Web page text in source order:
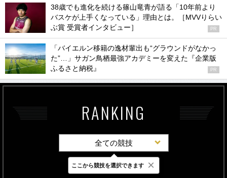
38歳でも進化を続ける篠山竜青が語る「10年前より
バスケが上手くなっている」理由とは。［MVVりらい
ぶ賞 受賞者インタビュー］
PR
「バイエルン移籍の逸材輩出も“グラウンドがなかっ
た”…」サガン鳥栖最強アカデミーを変えた『企業版
ふるさと納税』
PR
RANKING
全ての競技
最新 24時間 週間
ここから競技を選択できます ×